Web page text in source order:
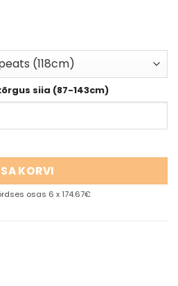
siia (87-143cm)
KORVI
osas 6 x 174.67€